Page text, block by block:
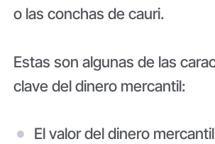
o las conchas de cauri.
Estas son algunas de las
clave del dinero mercantil:
El valor del dinero